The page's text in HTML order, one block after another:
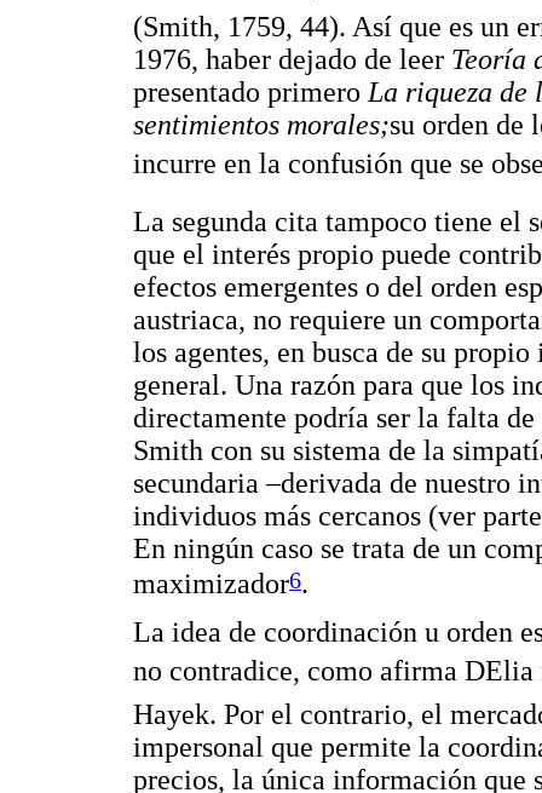
(Smith, 1759, 44). Así que es un
1976, haber dejado de leer Teoría
presentado primero La riqueza de
sentimientos morales;su orden de
incurre en la confusión que se
La segunda cita tampoco tiene el
que el interés propio puede
efectos emergentes o del orden
austriaca, no requiere un
los agentes, en busca de su
general. Una razón para que los
directamente podría ser la falta
Smith con su sistema de la
secundaria –derivada de nuestro
individuos más cercanos (ver
En ningún caso se trata de un
maximizador6.
La idea de coordinación u orden
no contradice, como afirma
Hayek. Por el contrario, el
impersonal que permite la
precios, la única información que